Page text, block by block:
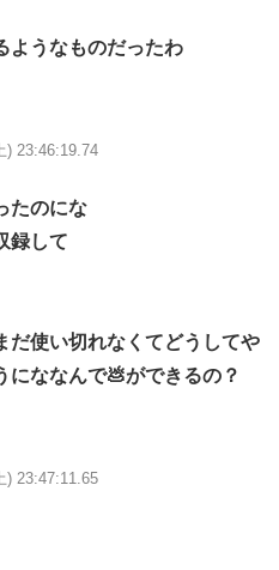
ようなものだったわ
) 23:46:19.74
たのにな
録して
だ使い切れなくてどうしてや
にななんで💩ができるの？
) 23:47:11.65